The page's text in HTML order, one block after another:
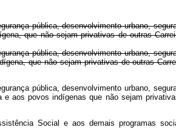
pública, desenvolvimento urbano,
que não sejam privativas de outras
pública, desenvolvimento urbano,
que não sejam privativas de outras
pública, desenvolvimento urbano,
aos povos indígenas que não sejam
Social e aos demais programas